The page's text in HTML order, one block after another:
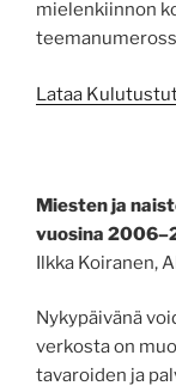
mielenkiinnon
Lataa
Miesten ja
vuosina
Ilkka Koiranen,
Nykypäivänä
verkosta on
tavaroiden ja